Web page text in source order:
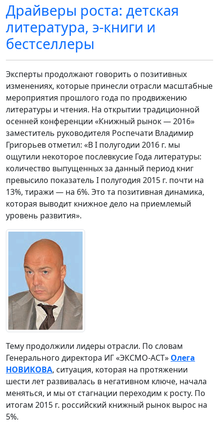
Драйверы роста: детская
литература, э-книги и
бестселлеры
Эксперты продолжают говорить о позитивных
изменениях, которые принесли отрасли масштабные
мероприятия прошлого года по продвижению
литературы и чтения. На открытии традиционной
осенней конференции «Книжный рынок — 2016»
заместитель руководителя Роспечати Владимир
Григорьев отметил: «В I полугодии 2016 г. мы
ощутили некоторое послевкусие Года литературы:
количество выпущенных за данный период книг
превысило показатель I полугодия 2015 г. почти на
13%, тиражи — на 6%. Это та позитивная динамика,
которая выводит книжное дело на приемлемый
уровень развития».
Тему продолжили лидеры отрасли. По словам
Генерального директора ИГ «ЭКСМО-АСТ» Олега
НОВИКОВА, ситуация, которая на протяжении
шести лет развивалась в негативном ключе, начала
меняться, и мы от стагнации переходим к росту. По
итогам 2015 г. российский книжный рынок вырос на
5%.